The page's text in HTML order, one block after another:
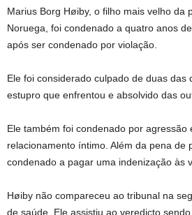
Marius Borg Høiby, o filho mais velho da
Noruega, foi condenado a quatro anos
após ser condenado por violação.
Ele foi considerado culpado de duas das
estupro que enfrentou e absolvido das
Ele também foi condenado por agressão
relacionamento íntimo. Além da pena de
condenado a pagar uma indenização às
Høiby não compareceu ao tribunal na
de saúde. Ele assistiu ao veredicto